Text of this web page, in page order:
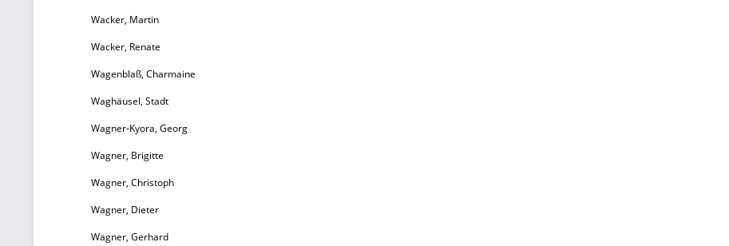
Wacker, Martin
Wacker, Renate
Wagenblaß, Charmaine
Waghäusel, Stadt
Wagner-Kyora, Georg
Wagner, Brigitte
Wagner, Christoph
Wagner, Dieter
Wagner, Gerhard